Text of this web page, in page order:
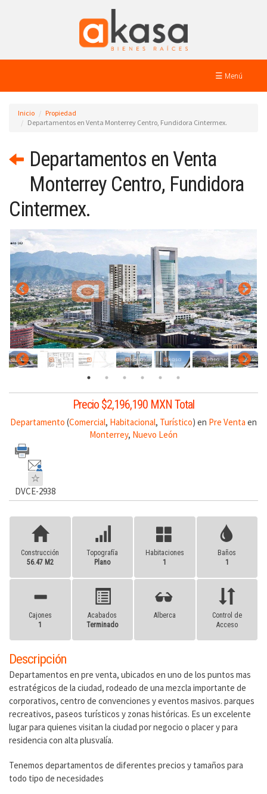
☰ Menú
Inicio
Propiedad
Departamentos en Venta Monterrey Centro, Fundidora Cintermex.
Departamentos en Venta
Monterrey Centro, Fundidora
Cintermex.
Precio $2,196,190 MXN Total
Departamento (Comercial, Habitacional, Turístico) en Pre Venta en
Monterrey, Nuevo León
DVCE-2938
Construcción
56.47 M2
Topografía
Plano
Habitaciones
1
Baños
1
Cajones
1
Acabados
Terminado
Alberca
Control de
Acceso
Descripción
Departamentos en pre venta, ubicados en uno de los puntos mas
estratégicos de la ciudad, rodeado de una mezcla importante de
corporativos, centro de convenciones y eventos masivos. parques
recreativos, paseos turísticos y zonas históricas. Es un excelente
lugar para quienes visitan la ciudad por negocio o placer y para
residencia con alta plusvalía.
Tenemos departamentos de diferentes precios y tamaños para
todo tipo de necesidades